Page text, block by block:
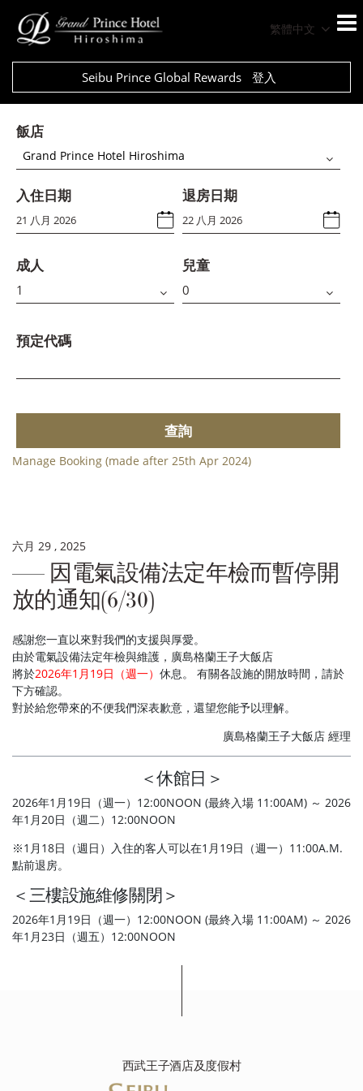
繁體中文
Seibu Prince Global Rewards 登入
飯店
Grand Prince Hotel Hiroshima
入住日期 退房日期
成人 兒童
預定代碼
查詢
Manage Booking (made after 25th Apr 2024)
六月 29 , 2025
因電氣設備法定年檢而暫停開
放的通知(6/30)
感謝您一直以來對我們的支援與厚愛。
由於電氣設備法定年檢與維護，廣島格蘭王子大飯店
將於2026年1月19日（週一） 休息。 有關各設施的開放時間，請於
下方確認。
對於給您帶來的不便我們深表歉意，還望您能予以理解。
廣島格蘭王子大飯店 經理
＜休館日＞
2026年1月19日（週一）12:00NOON (最終入​​場 11:00AM) ～ 2026
年1月20日（週二）12:00NOON
※1月18日（週日）入住的客人可以在1月19日（週一）11:00A.M.
點前退房。
＜三樓設施維修關閉＞
2026年1月19日（週一）12:00NOON (最終入​​場 11:00AM) ～ 2026
年1月23日（週五）12:00NOON
西武王子酒店及度假村